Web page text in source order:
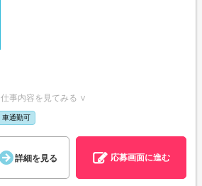
仕事内容を見てみる ∨
車通勤可
詳細を見る 応募画面に進む